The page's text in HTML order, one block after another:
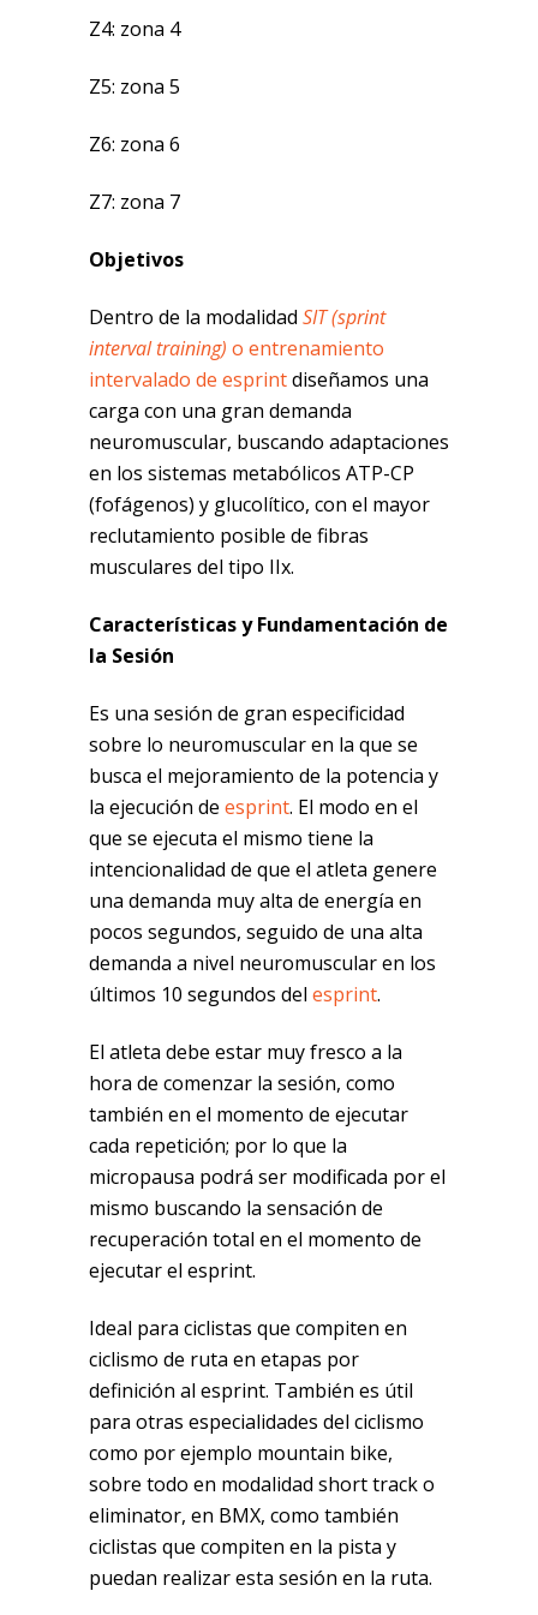
Z4: zona 4
Z5: zona 5
Z6: zona 6
Z7: zona 7
Objetivos
Dentro de la modalidad SIT (sprint
interval training) o entrenamiento
intervalado de esprintdiseñamos una
carga con una gran demanda
neuromuscular, buscando adaptaciones
en los sistemas metabólicos ATP-CP
(fofágenos) y glucolítico, con el mayor
reclutamiento posible de fibras
musculares del tipo IIx.
Características y Fundamentación de
la Sesión
Es una sesión de gran especificidad
sobre lo neuromuscular en la que se
busca el mejoramiento de la potencia y
la ejecución de esprint. El modo en el
que se ejecuta el mismo tiene la
intencionalidad de que el atleta genere
una demanda muy alta de energía en
pocos segundos, seguido de una alta
demanda a nivel neuromuscular en los
últimos 10 segundos del esprint.
El atleta debe estar muy fresco a la
hora de comenzar la sesión, como
también en el momento de ejecutar
cada repetición; por lo que la
micropausa podrá ser modificada por el
mismo buscando la sensación de
recuperación total en el momento de
ejecutar el esprint.
Ideal para ciclistas que compiten en
ciclismo de ruta en etapas por
definición al esprint. También es útil
para otras especialidades del ciclismo
como por ejemplo mountain bike,
sobre todo en modalidad short track o
eliminator, en BMX, como también
ciclistas que compiten en la pista y
puedan realizar esta sesión en la ruta.